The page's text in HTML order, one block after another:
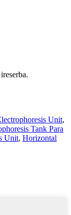
Unit,
Tank Para
Unit, Horizontal